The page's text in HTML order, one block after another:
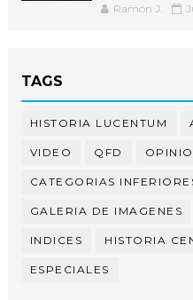
Ramón J.
TAGS
HISTORIA LUCENTUM
VIDEO QFD
CATEGORIAS
GALERIA DE IMAGENES
INDICES HISTORIA
ESPECIALES